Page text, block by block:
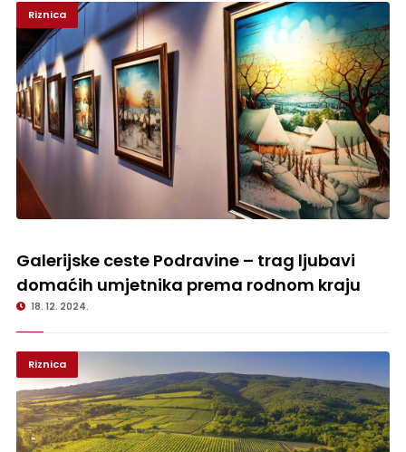
Riznica
rodnom kraju
Galerijske ceste Podravine – trag ljubavi
domaćih umjetnika prema rodnom kraju
18. 12. 2024.
Riznica